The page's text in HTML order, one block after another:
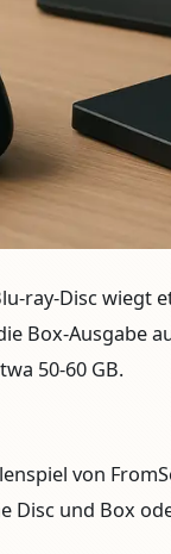
ray-Disc wiegt
Box-Ausgabe
50-60 GB.
von
Disc und Box